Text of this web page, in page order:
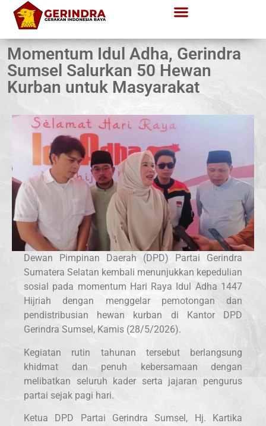
Momentum Idul Adha, Gerindra
Sumsel Salurkan 50 Hewan
Kurban untuk Masyarakat
Dewan Pimpinan Daerah (DPD) Partai Gerindra
Sumatera Selatan kembali menunjukkan kepedulian
sosial pada momentum Hari Raya Idul Adha 1447
Hijriah dengan menggelar pemotongan dan
pendistribusian hewan kurban di Kantor DPD
Gerindra Sumsel, Kamis (28/5/2026).
Kegiatan rutin tahunan tersebut berlangsung
khidmat dan penuh kebersamaan dengan
melibatkan seluruh kader serta jajaran pengurus
partai sejak pagi hari.
Ketua DPD Partai Gerindra Sumsel, Hj. Kartika